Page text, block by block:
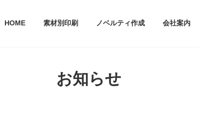
HOME 素材別印刷 ノベルティ作成 会社案内
お知らせ